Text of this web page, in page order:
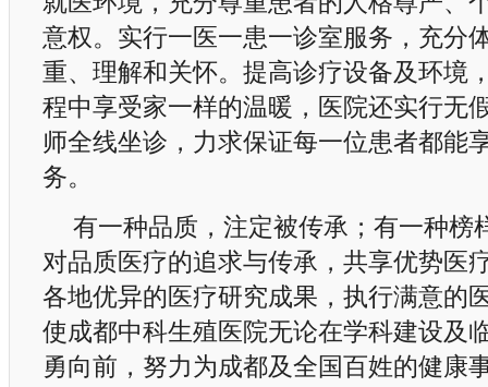
意权。实行一医一患一诊室服务，充分
重、理解和关怀。提高诊疗设备及环境
程中享受家一样的温暖，医院还实行无
师全线坐诊，力求保证每一位患者都能
务。
有一种品质，注定被传承；有一种榜
对品质医疗的追求与传承，共享优势医
各地优异的医疗研究成果，执行满意的
使成都中科生殖医院无论在学科建设及
勇向前，努力为成都及全国百姓的健康